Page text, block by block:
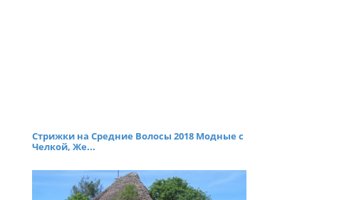
Стрижки на Средние Волосы 2018 Модные с
Челкой, Же...